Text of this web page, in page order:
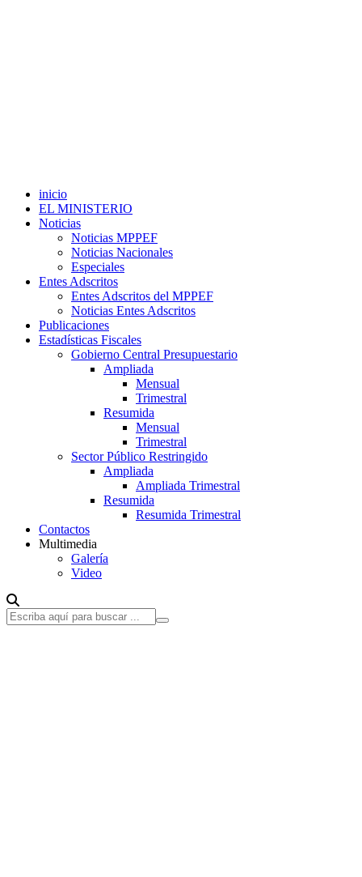
inicio
EL MINISTERIO
Noticias
Noticias MPPEF
Noticias Nacionales
Especiales
Entes Adscritos
Entes Adscritos del MPPEF
Noticias Entes Adscritos
Publicaciones
Estadísticas Fiscales
Gobierno Central Presupuestario
Ampliada
Mensual
Trimestral
Resumida
Mensual
Trimestral
Sector Público Restringido
Ampliada
Ampliada Trimestral
Resumida
Resumida Trimestral
Contactos
Multimedia
Galería
Video